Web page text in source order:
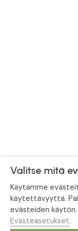
Valitse mitä
Käytämme
käytettävyyttä.
evästeiden
Evästeasetukset.